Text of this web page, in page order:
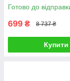
Готово до
699 ₴ 8 737 ₴
Купити